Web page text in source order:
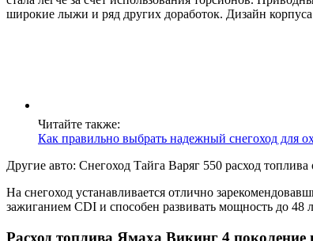
широкие лыжи и ряд других доработок. Дизайн корпуса
Читайте также:
Как правильно выбрать надежный снегоход для
Другие авто: Снегоход Тайга Варяг 550 расход
На снегоход устанавливается отлично
зажиганием CDI и способен развивать мощность до
Расход топлива Ямаха Викинг 4